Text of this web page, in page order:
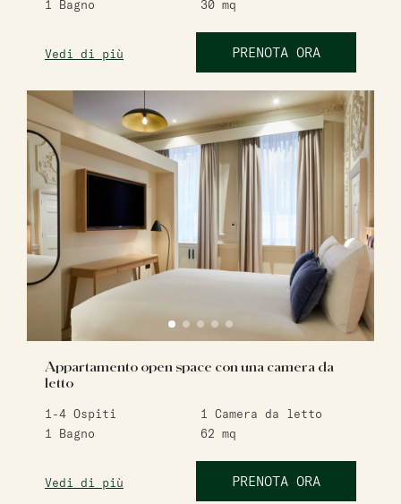
1
Bagno 30 mq
Vedi di più PRENOTA ORA
Appartamento open space con una camera da
letto
1-4 Ospiti 1
Camera da letto
1
Bagno 62 mq
Vedi di più PRENOTA ORA